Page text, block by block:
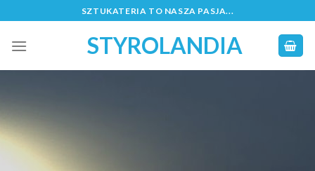
to
content
SZTUKATERIA TO NASZA PASJA...
STYROLANDIA